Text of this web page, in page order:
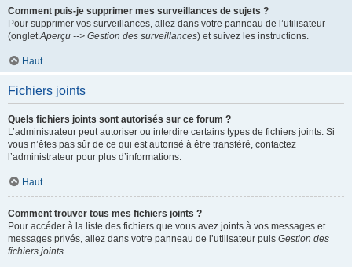
Comment puis-je supprimer mes surveillances de sujets ?
Pour supprimer vos surveillances, allez dans votre panneau de l’utilisateur
(ongletAperçu --> Gestion des surveillances) et suivez les instructions.
Haut
Fichiers joints
Quels fichiers joints sont autorisés sur ce forum ?
L’administrateur peut autoriser ou interdire certains types de fichiers joints. Si
vous n’êtes pas sûr de ce qui est autorisé à être transféré, contactez
l’administrateur pour plus d’informations.
Haut
Comment trouver tous mes fichiers joints ?
Pour accéder à la liste des fichiers que vous avez joints à vos messages et
messages privés, allez dans votre panneau de l’utilisateur puis Gestion des
fichiers joints.